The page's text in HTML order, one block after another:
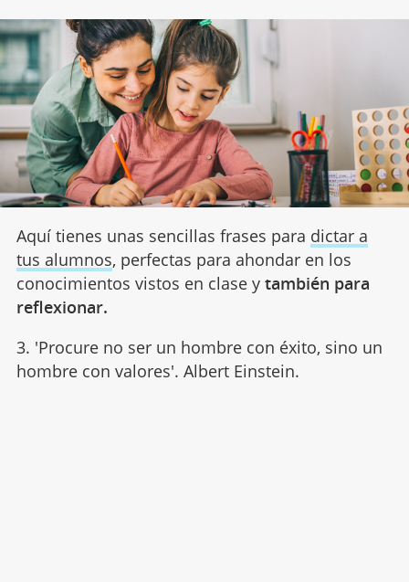
Aquí tienes unas sencillas frases para dictar a
tus alumnos, perfectas para ahondar en los
conocimientos vistos en clase y también para
reflexionar.
3. 'Procure no ser un hombre con éxito, sino un
hombre con valores'. Albert Einstein.